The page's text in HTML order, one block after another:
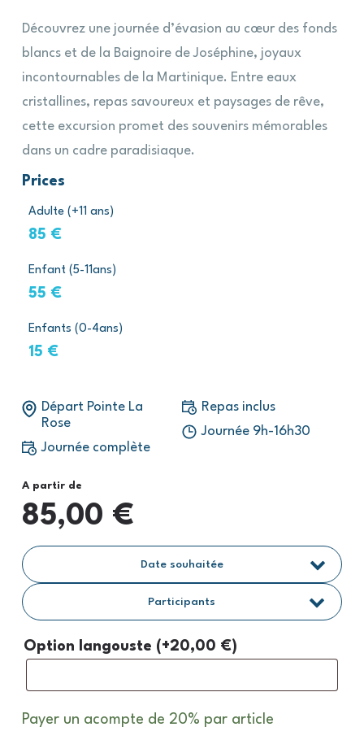
Découvrez une journée d’évasion au cœur des fonds
blancs et de la Baignoire de Joséphine, joyaux
incontournables de la Martinique. Entre eaux
cristallines, repas savoureux et paysages de rêve,
cette excursion promet des souvenirs mémorables
dans un cadre paradisiaque.
Prices
Adulte (+11 ans)
85 €
Enfant (5-11ans)
55 €
Enfants (0-4ans)
15 €
Départ Pointe La
Rose
Journée complète
Repas inclus
Journée 9h-16h30
A partir de
85,00 €
Participants
Option langouste (+20,00 €)
Payer un acompte de 20% par article